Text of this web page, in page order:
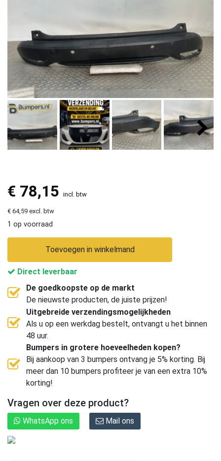
€ 78,15 incl. btw
€ 64,59 excl. btw
1 op voorraad
Toevoegen in winkelmand
Direct leverbaar
De goedkoopste op de markt
De nieuwste producten, de juiste prijzen!
Uitgebreide verzendingsmogelijkheden
Als u op een werkdag bestelt, ontvangt u het binnen
48 uur.
Bumpers in grotere hoeveelheden kopen?
Bij aankoop van 3 bumpers ontvang je 5% korting. Bij
meer dan 10 bumpers profiteer je van een extra 10%
korting!
Vragen over deze product?
WhatsApp ons Mail ons